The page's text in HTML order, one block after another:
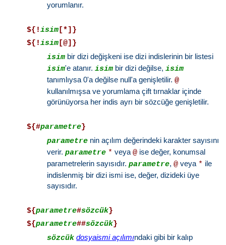
yorumlanır.
${!isim [*]}
${!isim [@]}
isim bir dizi değişkeni ise dizi indislerinin bir listesi
isim'e atanır.isim bir dizi değilse,isim
tanımlıysa 0'a değilse null'a genişletilir.@
kullanılmışsa ve yorumlama çift tırnaklar içinde
görünüyorsa her indis ayrı bir sözcüğe genişletilir.
${#parametre}
parametre nin açılım değerindeki karakter sayısını
verir.parametre * veya@ ise değer, konumsal
parametrelerin sayısıdır.parametre,@ veya * ile
indislenmiş bir dizi ismi ise, değer, dizideki üye
sayısıdır.
${parametre#sözcük}
${parametre##sözcük}
sözcük dosyaismi açılımındaki gibi bir kalıp